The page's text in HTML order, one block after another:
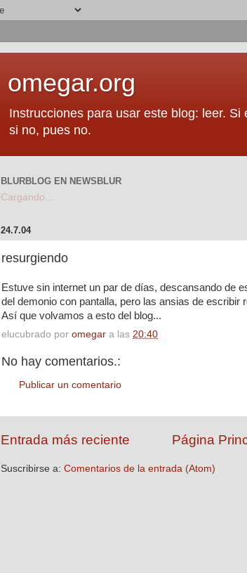
omegar.org
Instrucciones para usar este blog: leer.
si no, pues no.
BLURBLOG EN NEWSBLUR
Cargando...
24.7.04
resurgiendo
Estuve sin internet un par de días, descansando de
del demonio con pantalla, pero las ansias de escribir
Así que volvamos a esto del blog...
elucubrado por omegar a las 20:40
No hay comentarios.:
Publicar un comentario
Entrada más reciente Página
Suscribirse a: Comentarios de la entrada (Atom)